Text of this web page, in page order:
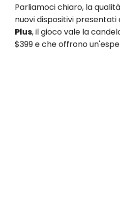
Parliamoci chiaro, la
nuovi dispositivi presentati
Plus, il gioco vale la
$399 e che offrono